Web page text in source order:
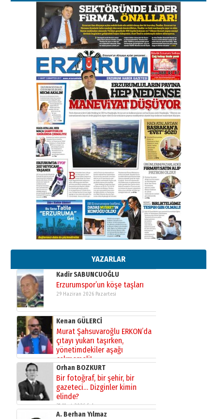
YAZARLAR
Murat Şahsuvaroğlu ERKON’da
çıtayı yukarı taşırken,
yönetimdekiler aşağı
çekmemeli!
17 Şubat 2026 SalıOrhan BOZKURT
Bir fotoğraf, bir şehir, bir
gazeteci… Dizginler kimin
elinde?
31 Mart 2026 Salı
A. Berhan Yılmaz
BİR BÖLÜM DEĞİL, BİR ÖMÜR
SEÇİYORSUNUZ… “NEDEN
ATATÜRK ÜNİVERSİTESİ?”
28 Temmuz 2026 Salı
Ahmet Gökhan YAZICI
Ahmed Yesevi’den bir Alperen…
”Reisimiz” idi… Hakka yürüdü.!
26 Mart 2026 Perşembe
Cem Bakırcı
Ardında bıraktığı hatıralarıyla
gönül adamı Faruk Terzioğlu!
13 Mayıs 2026 Çarşamba
Esat BİNDESEN
Başkan Sekmen’den Erzurum’a
bir vizyon proje daha!
02 Ağustos 2026 Pazar
Kadir SABUNCUOĞLU
Erzurumspor’un köşe taşları
29 Haziran 2026 Pazartesi
Kenan GÜLERCİ
Murat Şahsuvaroğlu ERKON’da
çıtayı yukarı taşırken,
yönetimdekiler aşağı
çekmemeli!
17 Şubat 2026 SalıOrhan BOZKURT
Bir fotoğraf, bir şehir, bir
gazeteci… Dizginler kimin
elinde?
31 Mart 2026 Salı
A. Berhan Yılmaz